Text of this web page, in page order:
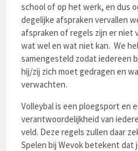
school of op het werk, en dus
degelijke afspraken vervallen
afspraken of regels zijn er niet
wat wel en wat niet kan. We
samengesteld zodat iedereen
hij/zij zich moet gedragen en
verwachten.
Volleybal is een ploegsport en
verantwoordelijkheid van
veld. Deze regels zullen daar
Spelen bij Wevok betekent dat